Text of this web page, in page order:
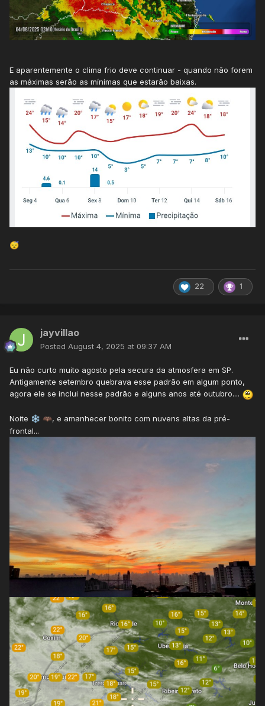
E aparentemente o clima frio deve continuar - quando não forem
as máximas serão as mínimas que estarão baixas.
😴
22 1
jayvillao
Posted August 4, 2025 at 09:37 AM
Eu não curto muito agosto pela secura da atmosfera em SP.
Antigamente setembro quebrava esse padrão em algum ponto,
agora ele se inclui nesse padrão e alguns anos até outubro....
Noite ❄️ 🦇, e amanhecer bonito com nuvens altas da pré-
frontal...